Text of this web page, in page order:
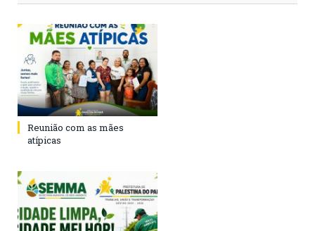
Reunião com as mães
atípicas